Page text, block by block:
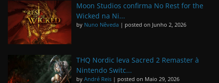
Moon Studios confirma No Rest for the
Wicked na Ni...
by Nuno Nêveda | posted on Junho 2, 2026
THQ Nordic leva Sacred 2 Remaster à
Nintendo Switc...
by André Reis | posted on Maio 29, 2026